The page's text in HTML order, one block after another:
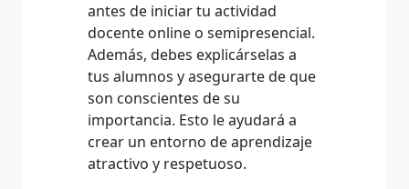
antes de iniciar tu actividad
docente online o semipresencial.
Además, debes explicárselas a
tus alumnos y asegurarte de que
son conscientes de su
importancia. Esto le ayudará a
crear un entorno de aprendizaje
atractivo y respetuoso.